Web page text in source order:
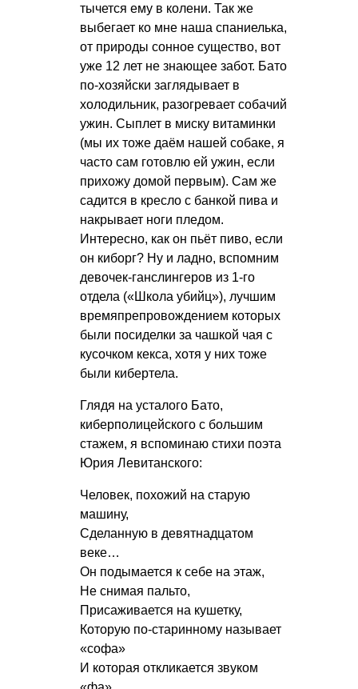
тычется ему в колени. Так же
выбегает ко мне наша спаниелька,
от природы сонное существо, вот
уже 12 лет не знающее забот. Бато
по-хозяйски заглядывает в
холодильник, разогревает собачий
ужин. Сыплет в миску витаминки
(мы их тоже даём нашей собаке, я
часто сам готовлю ей ужин, если
прихожу домой первым). Сам же
садится в кресло с банкой пива и
накрывает ноги пледом.
Интересно, как он пьёт пиво, если
он киборг? Ну и ладно, вспомним
девочек-ганслингеров из 1-го
отдела («Школа убийц»), лучшим
времяпрепровождением которых
были посиделки за чашкой чая с
кусочком кекса, хотя у них тоже
были кибертела.
Глядя на усталого Бато,
киберполицейского с большим
стажем, я вспоминаю стихи поэта
Юрия Левитанского:
Человек, похожий на старую
машину,
Сделанную в девятнадцатом
веке…
Он подымается к себе на этаж,
Не снимая пальто,
Присаживается на кушетку,
Которую по-старинному называет
«софа»
И которая откликается звуком